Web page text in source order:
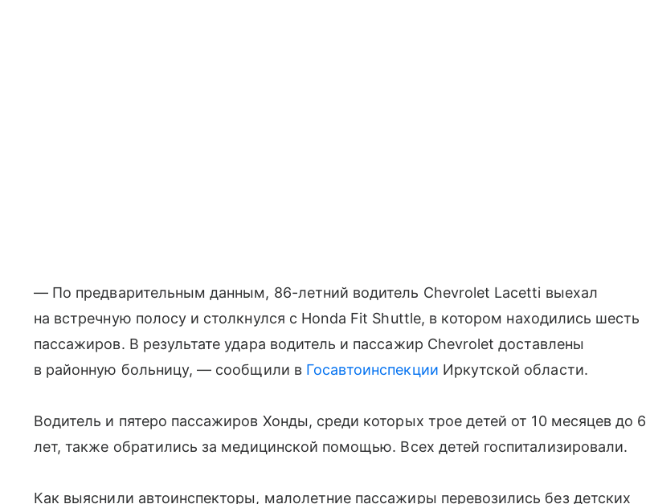
— По предварительным данным, 86-летний водитель Chevrolet Lacetti выехал
на встречную полосу и столкнулся с Honda Fit Shuttle, в котором находились шесть
пассажиров. В результате удара водитель и пассажир Chevrolet доставлены
в районную больницу, — сообщили в Госавтоинспекции Иркутской области.
Водитель и пятеро пассажиров Хонды, среди которых трое детей от 10 месяцев до 6
лет, также обратились за медицинской помощью. Всех детей госпитализировали.
Как выяснили автоинспекторы, малолетние пассажиры перевозились без детских